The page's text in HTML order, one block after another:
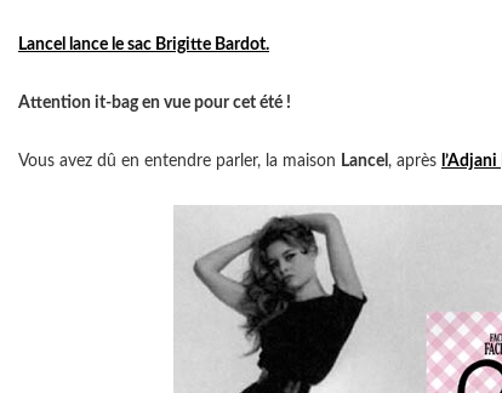
Lancel lance le sac Brigitte Bardot.
Attention it-bag en vue pour cet été !
Vous avez dû en entendre parler, la maison Lancel , après l’Adjani